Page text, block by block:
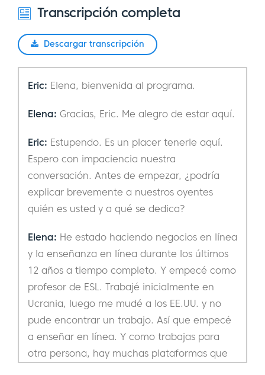
Transcripción completa
Descargar transcripción
Eric: Elena, bienvenida al programa.
Elena: Gracias, Eric. Me alegro de estar aquí.
Eric: Estupendo. Es un placer tenerle aquí.
Espero con impaciencia nuestra
conversación. Antes de empezar, ¿podría
explicar brevemente a nuestros oyentes
quién es usted y a qué se dedica?
Elena: He estado haciendo negocios en línea
y la enseñanza en línea durante los últimos
12 años a tiempo completo. Y empecé como
profesor de ESL. Trabajé inicialmente en
Ucrania, luego me mudé a los EE.UU. y no
pude encontrar un trabajo. Así que empecé
a enseñar en línea. Y como trabajas para
otra persona, hay muchas plataformas que